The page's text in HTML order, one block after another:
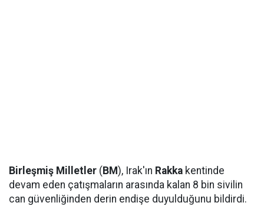
Birleşmiş Milletler ( BM ), Irak'ın Rakka kentinde
devam eden çatışmaların arasında kalan 8 bin sivilin
can güvenliğinden derin endişe duyulduğunu bildirdi.